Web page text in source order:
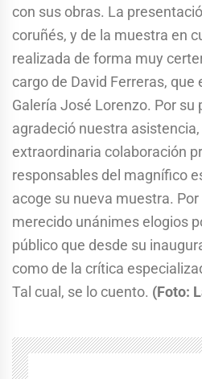
con sus obras. La
coruñés, y de la muestra en
realizada de forma muy
cargo de David Ferreras, que
Galería José Lorenzo. Por
agradeció nuestra
extraordinaria colaboración
responsables del magnífico
acoge su nueva muestra.
merecido unánimes elogios
público que desde su
como de la crítica
Tal cual, se lo cuento. (Foto: